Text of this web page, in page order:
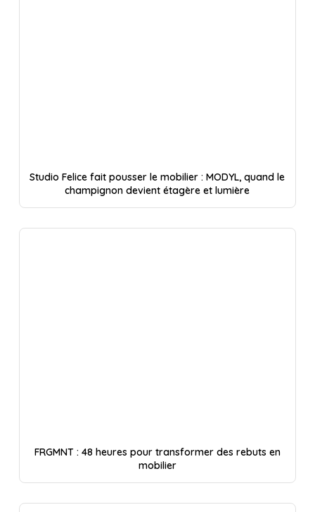
Studio Felice fait pousser le mobilier : MODYL, quand le
champignon devient étagère et lumière
FRGMNT : 48 heures pour transformer des rebuts en
mobilier